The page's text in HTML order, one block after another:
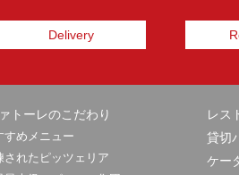
Delivery
トーレのこだわり
すめメニュー
されたピッツェリア
レス
貸切
ケー